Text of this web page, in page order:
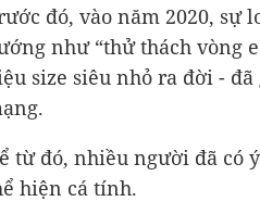
đó, vào năm 2020, sự
như “thử thách vòng
size siêu nhỏ ra đời -
từ đó, nhiều người đã có
hiện cá tính.